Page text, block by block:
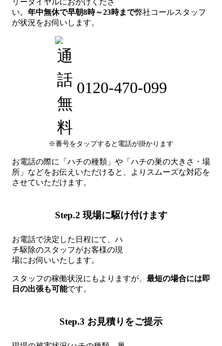
リーダイヤルにおかけくださ
い。 年中無休で早朝8時～23時まで弊社コールスタッフ
が状況をお伺いします。
0120-470-099
※番号をタップすると電話が掛かります
お電話の際に「ハチの種類」や「ハチの巣の大きさ・場
所」などをお伝えいただけると、よりスムーズな対応を
させていただけます。
Step.2 現場に駆け付けます
お電話で決定した日程にて、ハ
チ駆除のスタッフがお客様の現
場にお伺いいたします。
スタッフの稼働状況にもよりますが、 最短の場合には即
日の出張も可能です。
Step.3 お見積りをご提示